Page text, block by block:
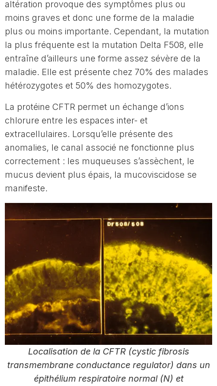
altération provoque des symptômes plus ou
moins graves et donc une forme de la maladie
plus ou moins importante. Cependant, la mutation
la plus fréquente est la mutation Delta F508, elle
entraîne d’ailleurs une forme assez sévère de la
maladie. Elle est présente chez 70% des malades
hétérozygotes et 50% des homozygotes.
La protéine CFTR permet un échange d’ions
chlorure entre les espaces inter- et
extracellulaires. Lorsqu’elle présente des
anomalies, le canal associé ne fonctionne plus
correctement : les muqueuses s’assèchent, le
mucus devient plus épais, la mucoviscidose se
manifeste.
Localisation de la CFTR (cystic fibrosis
transmembrane conductance regulator) dans un
épithélium respiratoire normal (N) et